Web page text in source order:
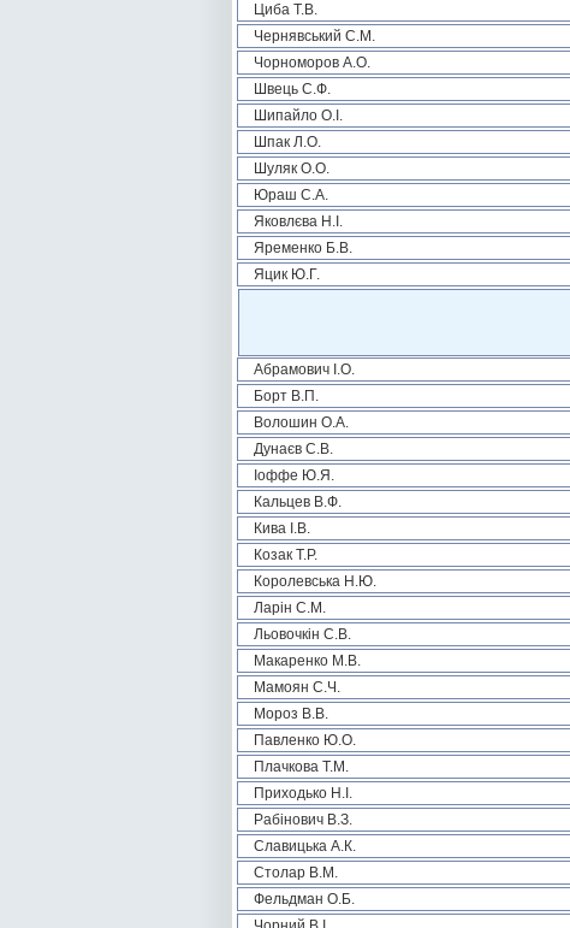
Циба Т.В.
Чернявський С.М.
Чорноморов А.О.
Швець С.Ф.
Шипайло О.І.
Шпак Л.О.
Шуляк О.О.
Юраш С.А.
Яковлєва Н.І.
Яременко Б.В.
Яцик Ю.Г.
Абрамович І.О.
Борт В.П.
Волошин О.А.
Дунаєв С.В.
Іоффе Ю.Я.
Кальцев В.Ф.
Кива І.В.
Козак Т.Р.
Королевська Н.Ю.
Ларін С.М.
Льовочкін С.В.
Макаренко М.В.
Мамоян С.Ч.
Мороз В.В.
Павленко Ю.О.
Плачкова Т.М.
Приходько Н.І.
Рабінович В.З.
Славицька А.К.
Столар В.М.
Фельдман О.Б.